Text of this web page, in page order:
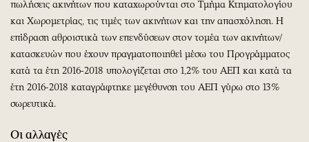
πωλήσεις ακινήτων που καταχωρούνται στο Τμήμα Κτηματολογίου
και Χωρομετρίας, τις τιμές των ακινήτων και την απασχόληση. Η
επίδραση αθροιστικά των επενδύσεων στον τομέα των ακινήτων/
κατασκευών που έχουν πραγματοποιηθεί μέσω του Προγράμματος
κατά τα έτη 2016-2018 υπολογίζεται στο 1,2% του ΑΕΠ και κατά τα
έτη 2016-2018 καταγράφτηκε μεγέθυνση του ΑΕΠ γύρω στο 13%
σωρευτικά.
Οι αλλαγές